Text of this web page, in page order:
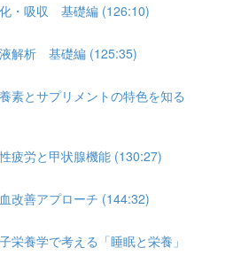
・吸収 基礎編 (126:10)
解析 基礎編 (125:35)
とサプリメントの特色を知る
疲労と甲状腺機能 (130:27)
改善アプローチ (144:32)
養学で考える「睡眠と栄養」